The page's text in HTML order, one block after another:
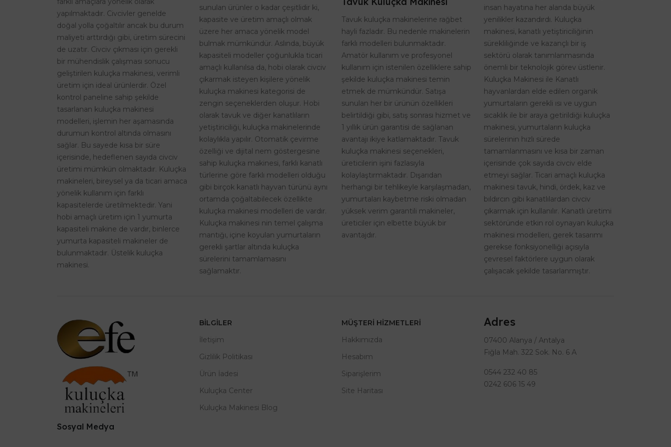
yapılmaktadır. Civcivler genelde
doğal yolla çoğaltılır ancak bu durum
maliyeti arttırdığı gibi, üretim sürecini
de uzatır. Civciv çıkması için gerekli
bir mühendislik çalışması sonucu
geliştirilen kuluçka makinesi, verimli
üretim için ideal ürünlerdir. Özel
kontrol paneline sahip şekilde
tasarlanan kuluçka makinesi
modelleri, işlemin her aşamasında
durumun kontrol altında olmasını
sağlar. Bu sayede kısa bir süre
içerisinde, hedeflenen sayıda civciv
üretimi mümkün olmaktadır. Kuluçka
makineleri, bireysel ya da ticari amaca
yönelik kullanım için farklı
kapasitelerde üretilmektedir. Yani
hobi amaçlı üretim için 1 yumurta
kapasiteli makine de vardır, binlerce
yumurta kapasiteli makineler de
bulunmaktadır. Üstelik kuluçka
makinesi.
sunulan ürünler o kadar çeşitlidir ki,
kapasite ve üretim amaçlı olmak
üzere her amaca yönelik model
bulmak mümkündür. Aslında, büyük
kapasiteli modeller çoğunlukla ticari
amaçlı kullanılsa da, hobi olarak civciv
çıkarmak isteyen kişilere yönelik
kuluçka makinesi kategorisi de
zengin seçeneklerden oluşur. Hobi
olarak tavuk ve diğer kanatlıların
yetiştiriciliği, kuluçka makinelerinde
kolaylıkla yapılır. Otomatik çevirme
özelliği ve dijital nem göstergesine
sahip kuluçka makinesi, farklı kanatlı
türlerine göre farklı modelleri olduğu
gibi birçok kanatlı hayvan türünü aynı
ortamda çoğaltabilecek özellikte
kuluçka makinesi modelleri de vardır.
Kuluçka makinesi nin temel çalışma
mantığı, içine koyulan yumurtaların
gerekli şartlar altında kuluçka
sürelerini tamamlamasını
sağlamaktır.
Tavuk kuluçka makinelerine rağbet
hayli fazladır. Bu nedenle makinelerin
farklı modelleri bulunmaktadır.
Amatör kullanım ve profesyonel
kullanım için istenilen özelliklere sahip
şekilde kuluçka makinesi temin
etmek de mümkündür. Satışa
sunulan her bir ürünün özellikleri
belirtildiği gibi, satış sonrası hizmet ve
1 yıllık ürün garantisi de sağlanan
avantajı ikiye katlamaktadır. Tavuk
kuluçka makinesi seçenekleri,
üreticilerin işini fazlasıyla
kolaylaştırmaktadır. Dışarıdan
herhangi bir tehlikeyle karşılaşmadan,
yumurtaları kaybetme riski olmadan
yüksek verim garantili makineler,
üreticiler için elbette büyük bir
avantajdır.
insan hayatına her alanda büyük
yenilikler kazandırdı. Kuluçka
makinesi, kanatlı yetiştiriciliğinin
sürekliliğinde ve kazançlı bir iş
sektörü olarak tanımlanmasında
önemli bir teknolojik görev üstlenir.
Kuluçka Makinesi ile Kanatlı
hayvanlardan elde edilen organik
yumurtaların gerekli ısı ve uygun
sıcaklık ile bir araya getirildiği kuluçka
makinesi, yumurtaların kuluçka
sürelerinin hızlı sürede
tamamlanmasını ve kısa bir zaman
içerisinde çok sayıda civciv elde
etmeyi sağlar. Ticari amaçlı kuluçka
makinesi tavuk, hindi, ördek, kaz ve
bıldırcın gibi kanatlılardan civciv
çıkarmak için kullanılır. Kanatlı üretimi
sektöründe etkin rol oynayan kuluçka
makinesi modelleri, gerek tasarımı
gerekse fonksiyonelliği açısıyla
çevresel faktörlere uygun olarak
çalışacak şekilde tasarlanmıştır.
Sosyal Medya
BILGILER
İletişim
Gizlilik Politikası
Ürün İadesi
Kuluçka Center
Kuluçka Makinesi Blog
MÜŞTERI HIZMETLERI
Hakkımızda
Hesabım
Siparişlerim
Site Haritası
Adres
07400 Alanya / Antalya
Fığla Mah. 322 Sok. No. 6 A
0544 232 40 85
0242 606 15 49